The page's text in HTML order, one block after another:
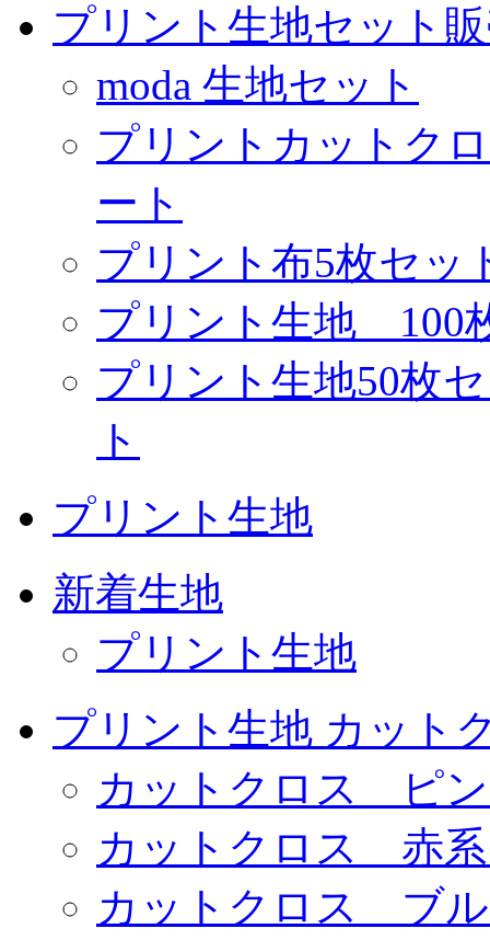
プリント生地セット
moda 生地セット
プリントカットク
ート
プリント布5枚セ
プリント生地 100
プリント生地50枚
ト
プリント生地
新着生地
プリント生地
プリント生地 カット
カットクロス ピ
カットクロス 赤
カットクロス ブ